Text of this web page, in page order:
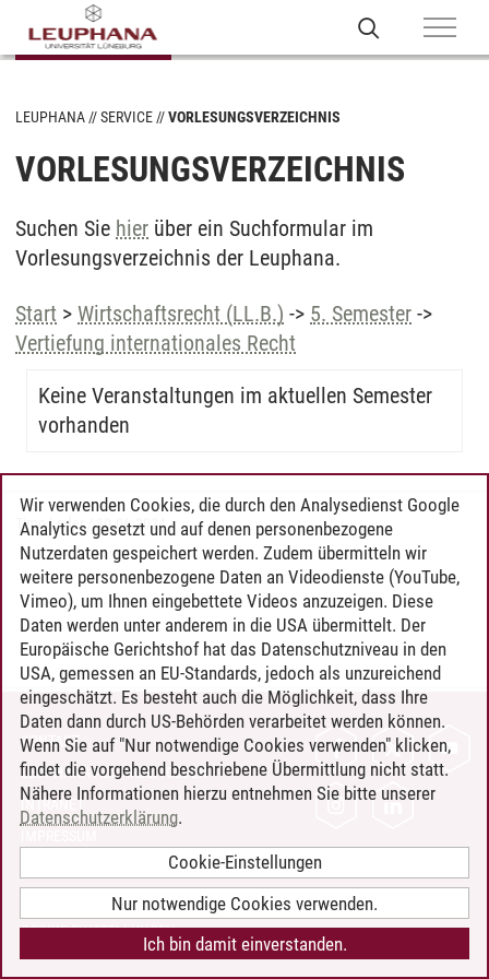
LEUPHANA SERVICE VORLESUNGSVERZEICHNIS
VORLESUNGSVERZEICHNIS
Suchen Sie hier über ein Suchformular im
Vorlesungsverzeichnis der Leuphana.
Start > Wirtschaftsrecht (LL.B.) -> 5. Semester ->
Vertiefung internationales Recht
Keine Veranstaltungen im aktuellen Semester
vorhanden
Timo Leder/30.06.2024
KONTAKT
LEUPHANA ALS ARBEITGEBER
INTRANET
BARRIEREFREIHEIT
COOKIE-EINSTELLUNGEN
Wir verwenden Cookies, die durch den Analysedienst Google
Analytics gesetzt und auf denen personenbezogene
Nutzerdaten gespeichert werden. Zudem übermitteln wir
weitere personenbezogene Daten an Videodienste (YouTube,
Vimeo), um Ihnen eingebettete Videos anzuzeigen. Diese
Daten werden unter anderem in die USA übermittelt. Der
Europäische Gerichtshof hat das Datenschutzniveau in den
USA, gemessen an EU-Standards, jedoch als unzureichend
eingeschätzt. Es besteht auch die Möglichkeit, dass Ihre
Daten dann durch US-Behörden verarbeitet werden können.
Wenn Sie auf "Nur notwendige Cookies verwenden" klicken,
findet die vorgehend beschriebene Übermittlung nicht statt.
Nähere Informationen hierzu entnehmen Sie bitte unserer
Datenschutzerklärung.
Cookie-Einstellungen
Nur notwendige Cookies verwenden.
Ich bin damit einverstanden.